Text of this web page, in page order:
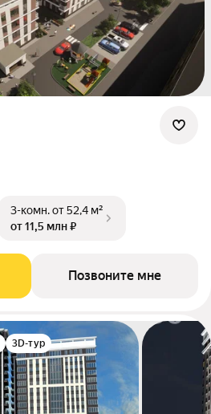
3-комн.от 52,4 м²
от 11,5 млн ₽
Позвоните мне
3D-тур